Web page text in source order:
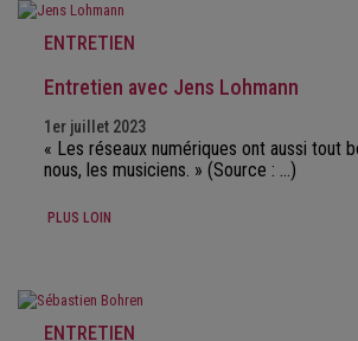
ENTRETIEN
Entretien avec Jens Lohmann
1er juillet 2023
« Les réseaux numériques ont aussi tout
nous, les musiciens. » (Source : ...)
PLUS LOIN
ENTRETIEN